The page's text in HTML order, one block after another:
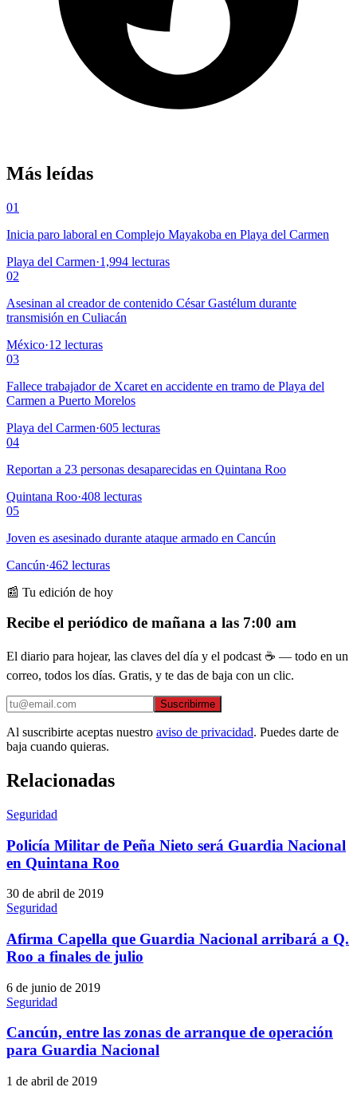
Más leídas
01
Inicia paro laboral en Complejo Mayakoba en Playa del Carmen
Playa del Carmen·1,994 lecturas
02
Asesinan al creador de contenido César Gastélum durante
transmisión en Culiacán
México·12 lecturas
03
Fallece trabajador de Xcaret en accidente en tramo de Playa del
Carmen a Puerto Morelos
Playa del Carmen·605 lecturas
04
Reportan a 23 personas desaparecidas en Quintana Roo
Quintana Roo·408 lecturas
05
Joven es asesinado durante ataque armado en Cancún
Cancún·462 lecturas
📰 Tu edición de hoy
Recibe el periódico de mañana a las 7:00 am
El diario para hojear, las claves del día y el podcast ☕ — todo en un
correo, todos los días. Gratis, y te das de baja con un clic.
Suscribirme
Al suscribirte aceptas nuestro aviso de privacidad. Puedes darte de
baja cuando quieras.
Relacionadas
Seguridad
Policía Militar de Peña Nieto será Guardia Nacional
en Quintana Roo
30 de abril de 2019
Seguridad
Afirma Capella que Guardia Nacional arribará a Q.
Roo a finales de julio
6 de junio de 2019
Seguridad
Cancún, entre las zonas de arranque de operación
para Guardia Nacional
1 de abril de 2019